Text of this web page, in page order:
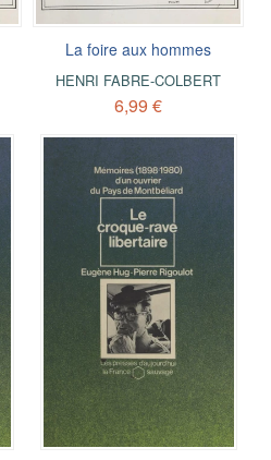
La foire aux hommes
HENRI FABRE-COLBERT
6,99 €